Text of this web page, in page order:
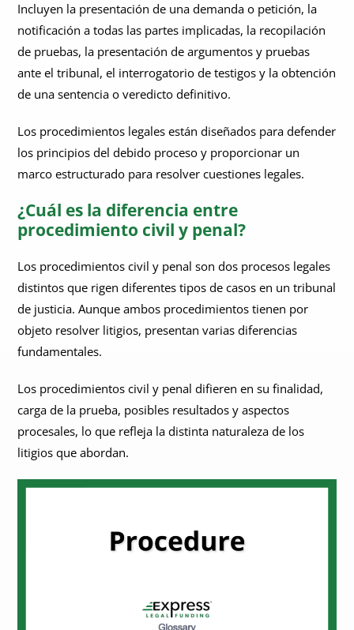
Incluyen la presentación de una demanda o petición, la
notificación a todas las partes implicadas, la recopilación
de pruebas, la presentación de argumentos y pruebas
ante el tribunal, el interrogatorio de testigos y la obtención
de una sentencia o veredicto definitivo.
Los procedimientos legales están diseñados para defender
los principios del debido proceso y proporcionar un
marco estructurado para resolver cuestiones legales.
¿Cuál es la diferencia entre
procedimiento civil y penal?
Los procedimientos civil y penal son dos procesos legales
distintos que rigen diferentes tipos de casos en un tribunal
de justicia. Aunque ambos procedimientos tienen por
objeto resolver litigios, presentan varias diferencias
fundamentales.
Los procedimientos civil y penal difieren en su finalidad,
carga de la prueba, posibles resultados y aspectos
procesales, lo que refleja la distinta naturaleza de los
litigios que abordan.